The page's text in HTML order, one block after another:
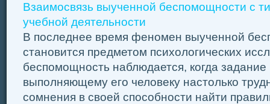
Взаимосвязь выученной беспомощности с
учебной деятельности
В последнее время феномен выученной
становится предметом психологических
беспомощность наблюдается, когда задание
выполняющему его человеку настолько
сомнения в своей способности найти